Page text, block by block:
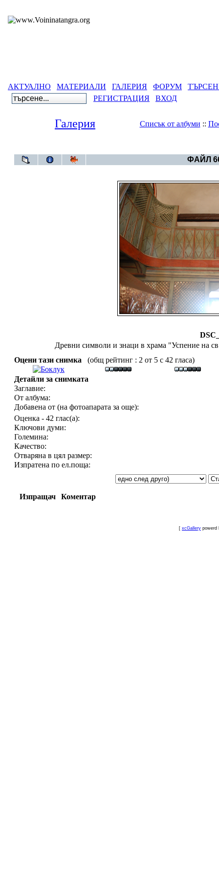
АКТУАЛНО МАТЕРИАЛИ ГАЛЕРИЯ ФОРУМ
РЕГИСТРАЦИЯ
ВХОД
Галерия Списък от албуми ::
ФАЙЛ
Древни символи и знаци в храма "Успение на
Оцени тази снимка
(общ рейтинг : 2 от 5 с 42 гласа)
Детайли за снимката
Заглавие:
От албума:
Добавена от (на фотоапарата за още):
Оценка - 42 глас(а):
Ключови думи:
Големина:
Качество:
Отваряна в цял размер:
Изпратена по ел.поща:
Изпращач Коментар
[ xcGallery